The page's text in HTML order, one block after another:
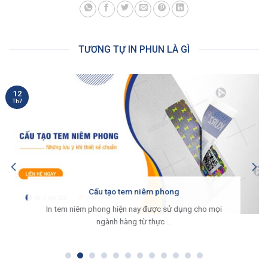
TƯƠNG TỰ IN PHUN LÀ GÌ
Cấu tạo tem niêm phong
In tem niêm phong hiện nay được sử dụng cho mọi
ngành hàng từ thực ...
12
Th7